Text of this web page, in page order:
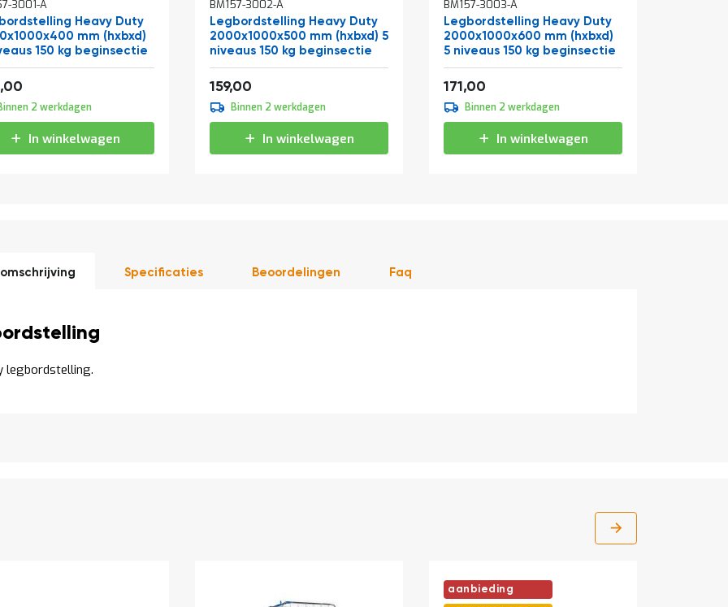
3001-A
Heavy Duty
mm (hxbxd)
150 kg beginsectie
2 werkdagen
In winkelwagen
BM157-3002-A
Legbordstelling Heavy Duty
2000x1000x500 mm (hxbxd) 5
niveaus 150 kg beginsectie
Vanaf
159,00
Binnen 2 werkdagen
In winkelwagen
BM157-3003-A
Legbordstelling Heavy Duty
2000x1000x600 mm (hxbxd)
5 niveaus 150 kg beginsectie
Vanaf
171,00
Binnen 2 werkdagen
In winkelwagen
legbordstelling.
Specificaties Beoordelingen Faq
aanbieding